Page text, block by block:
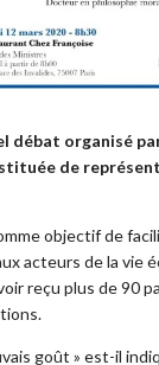
débat organisé
de
objectif de
acteurs de la vie
reçu plus de 90
goût » est-il